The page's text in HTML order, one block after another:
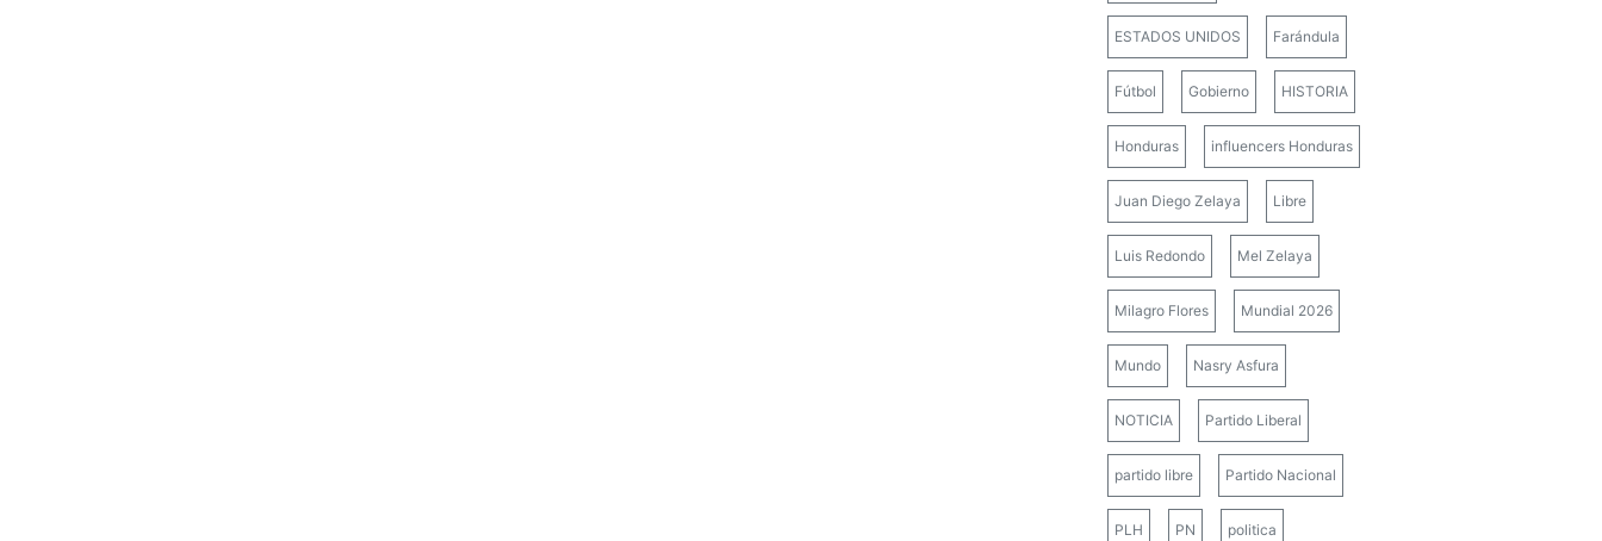
ESTADOS UNIDOS Farándula
Fútbol Gobierno HISTORIA
Honduras influencers Honduras
Juan Diego Zelaya Libre
Luis Redondo Mel Zelaya
Milagro Flores Mundial 2026
Mundo Nasry Asfura
NOTICIA Partido Liberal
partido libre Partido Nacional
PLH PN politica